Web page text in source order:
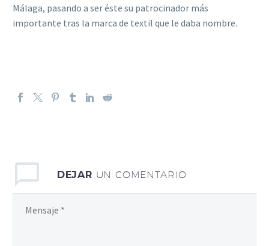
Málaga, pasando a ser éste su patrocinador más
importante tras la marca de textil que le daba nombre.
DEJAR UN COMENTARIO